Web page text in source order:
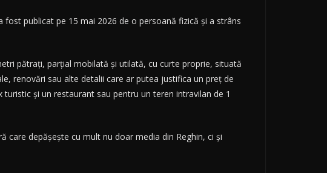
publicat pe 15 mai 2026 de o persoană fizică și a strâns
pătrați, parțial mobilată și utilată, cu curte proprie, situată
renovări sau alte detalii care ar putea justifica un preț de
și un restaurant sau pentru un teren intravilan de 1
depășește cu mult nu doar media din Reghin, ci și